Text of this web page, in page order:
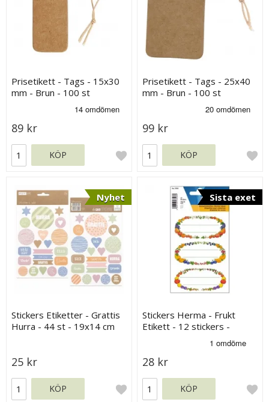
Prisetikett - Tags - 15x30
mm - Brun - 100 st
89 kr
KÖP
Prisetikett - Tags - 25x40
mm - Brun - 100 st
99 kr
KÖP
Nyhet
Stickers Etiketter - Grattis
Hurra - 44 st - 19x14 cm
25 kr
KÖP
Sista exet
Stickers Herma - Frukt
Etikett - 12 stickers -
28 kr
KÖP